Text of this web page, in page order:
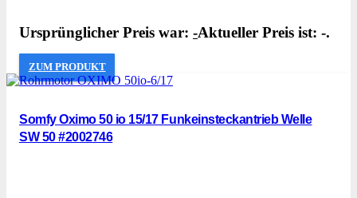
Ursprünglicher Preis war: -Aktueller Preis ist: -.
ZUM PRODUKT
Somfy Oximo 50 io 15/17 Funkeinsteckantrieb Welle
SW 50 #2002746